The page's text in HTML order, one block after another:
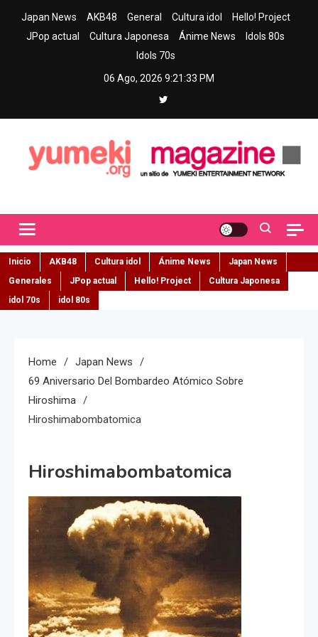
Japan News AKB48 General Cultura idol
Hello! Project
JPop actual
Cultura Japonesa Ánime News
Idols 80s
Idols 70s
06 Ago, 2026 9:21:34 PM
Inicio AKB48 Cultura idol Ánime News
Japan News
Generales
JPop actual Hello! Project
Cultura Japonesa
idol 70s
idol 80s
Home
Japan News
69 Aniversario Del Bombardeo Atómico Sobre
Hiroshima
Hiroshimabombatomica
Hiroshimabombatomica